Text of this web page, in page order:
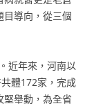
目導向，從三個
近年來，河南以
體172家，完成
堅舉動，為全省